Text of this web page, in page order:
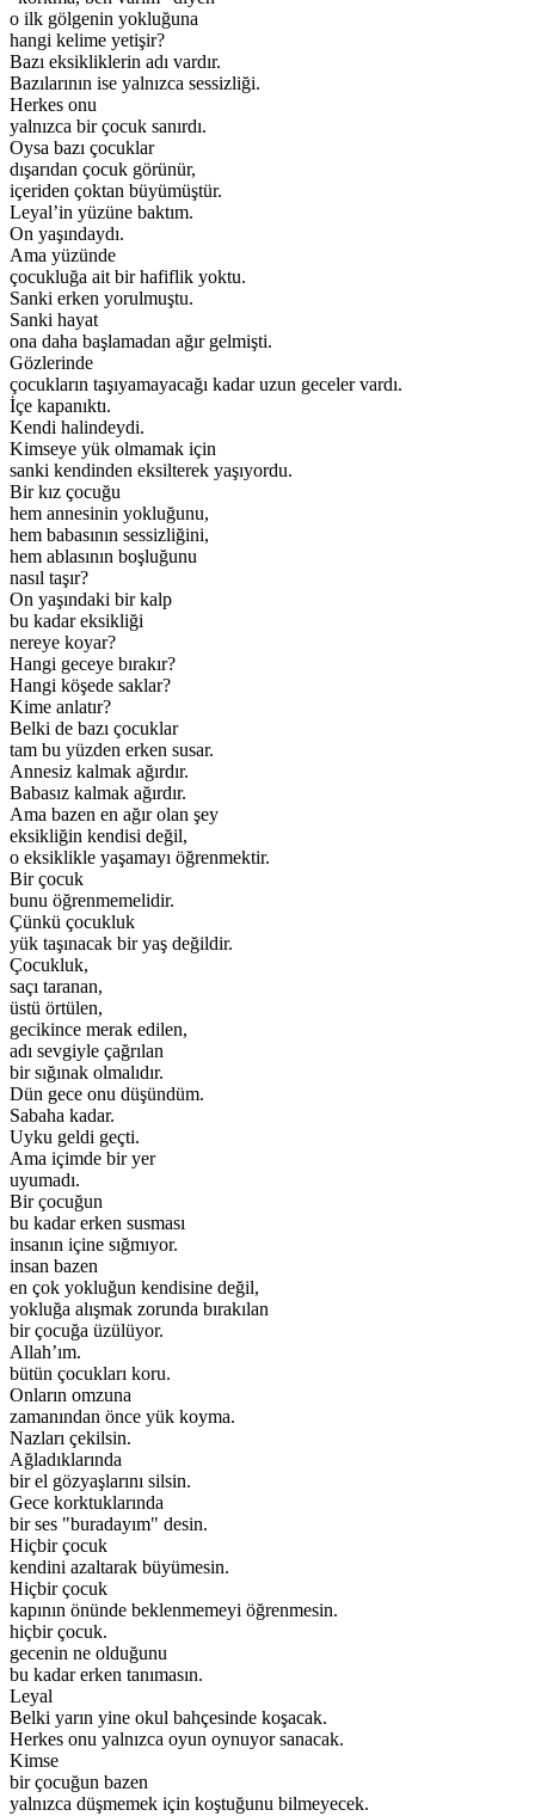
o ilk gölgenin yokluğuna
hangi kelime yetişir?
Bazı eksikliklerin adı vardır.
Bazılarının ise yalnızca sessizliği.
Herkes onu
yalnızca bir çocuk sanırdı.
Oysa bazı çocuklar
dışarıdan çocuk görünür,
içeriden çoktan büyümüştür.
Leyal’in yüzüne baktım.
On yaşındaydı.
Ama yüzünde
çocukluğa ait bir hafiflik yoktu.
Sanki erken yorulmuştu.
Sanki hayat
ona daha başlamadan ağır gelmişti.
Gözlerinde
çocukların taşıyamayacağı kadar uzun geceler vardı.
İçe kapanıktı.
Kendi halindeydi.
Kimseye yük olmamak için
sanki kendinden eksilterek yaşıyordu.
Bir kız çocuğu
hem annesinin yokluğunu,
hem babasının sessizliğini,
hem ablasının boşluğunu
nasıl taşır?
On yaşındaki bir kalp
bu kadar eksikliği
nereye koyar?
Hangi geceye bırakır?
Hangi köşede saklar?
Kime anlatır?
Belki de bazı çocuklar
tam bu yüzden erken susar.
Annesiz kalmak ağırdır.
Babasız kalmak ağırdır.
Ama bazen en ağır olan şey
eksikliğin kendisi değil,
o eksiklikle yaşamayı öğrenmektir.
Bir çocuk
bunu öğrenmemelidir.
Çünkü çocukluk
yük taşınacak bir yaş değildir.
Çocukluk,
saçı taranan,
üstü örtülen,
gecikince merak edilen,
adı sevgiyle çağrılan
bir sığınak olmalıdır.
Dün gece onu düşündüm.
Sabaha kadar.
Uyku geldi geçti.
Ama içimde bir yer
uyumadı.
Bir çocuğun
bu kadar erken susması
insanın içine sığmıyor.
insan bazen
en çok yokluğun kendisine değil,
yokluğa alışmak zorunda bırakılan
bir çocuğa üzülüyor.
Allah’ım.
bütün çocukları koru.
Onların omzuna
zamanından önce yük koyma.
Nazları çekilsin.
Ağladıklarında
bir el gözyaşlarını silsin.
Gece korktuklarında
bir ses "buradayım" desin.
Hiçbir çocuk
kendini azaltarak büyümesin.
Hiçbir çocuk
kapının önünde beklenmemeyi öğrenmesin.
hiçbir çocuk.
gecenin ne olduğunu
bu kadar erken tanımasın.
Leyal
Belki yarın yine okul bahçesinde koşacak.
Herkes onu yalnızca oyun oynuyor sanacak.
Kimse
bir çocuğun bazen
yalnızca düşmemek için koştuğunu bilmeyecek.